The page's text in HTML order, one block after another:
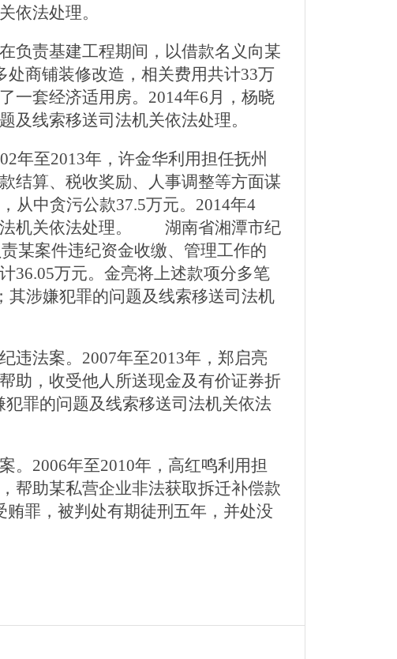
依法处理。
责基建工程期间，以借款名义向某
商铺装修改造，相关费用共计33万
一套经济适用房。2014年6月，杨晓
及线索移送司法机关依法处理。
至2013年，许金华利用担任抚州
结算、税收奖励、人事调整等方面谋
从中贪污公款37.5万元。2014年4
法机关依法处理。 湖南省湘潭市纪
某案件违纪资金收缴、管理工作的
36.05万元。金亮将上述款项分多笔
其涉嫌犯罪的问题及线索移送司法机
法案。2007年至2013年，郑启亮
助，收受他人所送现金及有价证券折
罪的问题及线索移送司法机关依法
2006年至2010年，高红鸣利用担
帮助某私营企业非法获取拆迁补偿款
贿罪，被判处有期徒刑五年，并处没